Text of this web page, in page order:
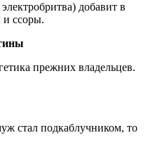
добавит в
ссоры.
прежних владельцев.
стал подкаблучником, то